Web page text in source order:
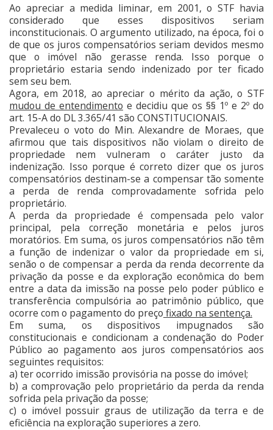
Ao apreciar a medida liminar, em 2001, o STF havia
considerado que esses dispositivos seriam
inconstitucionais. O argumento utilizado, na época, foi o
de que os juros compensatórios seriam devidos mesmo
que o imóvel não gerasse renda. Isso porque o
proprietário estaria sendo indenizado por ter ficado
sem seu bem.
Agora, em 2018, ao apreciar o mérito da ação, o STF
mudou de entendimento e decidiu que os §§ 1º e 2º do
art. 15-A do DL 3.365/41 são CONSTITUCIONAIS.
Prevaleceu o voto do Min. Alexandre de Moraes, que
afirmou que tais dispositivos não violam o direito de
propriedade nem vulneram o caráter justo da
indenização. Isso porque é correto dizer que os juros
compensatórios destinam-se a compensar tão somente
a perda de renda comprovadamente sofrida pelo
proprietário.
A perda da propriedade é compensada pelo valor
principal, pela correção monetária e pelos juros
moratórios. Em suma, os juros compensatórios não têm
a função de indenizar o valor da propriedade em si,
senão o de compensar a perda da renda decorrente da
privação da posse e da exploração econômica do bem
entre a data da imissão na posse pelo poder público e
transferência compulsória ao patrimônio público, que
ocorre com o pagamento do preço fixado na sentença.
Em suma, os dispositivos impugnados são
constitucionais e condicionam a condenação do Poder
Público ao pagamento aos juros compensatórios aos
seguintes requisitos:
a) ter ocorrido imissão provisória na posse do imóvel;
b) a comprovação pelo proprietário da perda da renda
sofrida pela privação da posse;
c) o imóvel possuir graus de utilização da terra e de
eficiência na exploração superiores a zero.